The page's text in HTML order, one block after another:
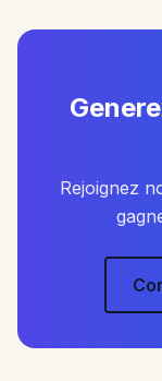
Rejoignez